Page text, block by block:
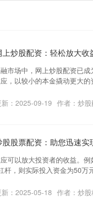
炒股配资：轻松放大收
市场中，网上炒股配资已
，以较小的本金撬动更大
新：2025-09-19 作者：炒
股票配资：助您迅速实
可以放大投资者的收益。
杆，则实际投入资金为50万
新：2025-05-18 作者：炒